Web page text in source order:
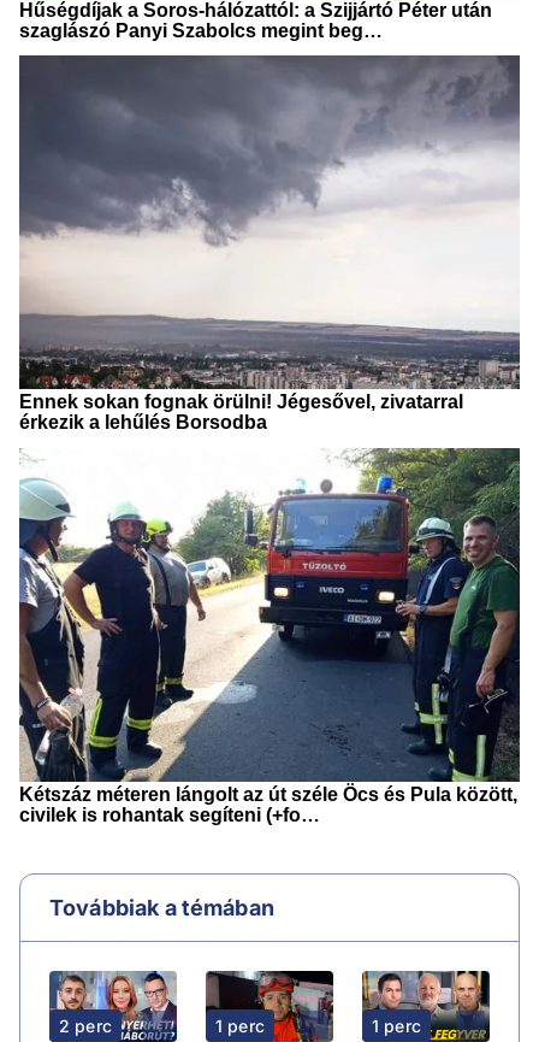
Továbbiak a témában
2 perc 1 perc 1 perc